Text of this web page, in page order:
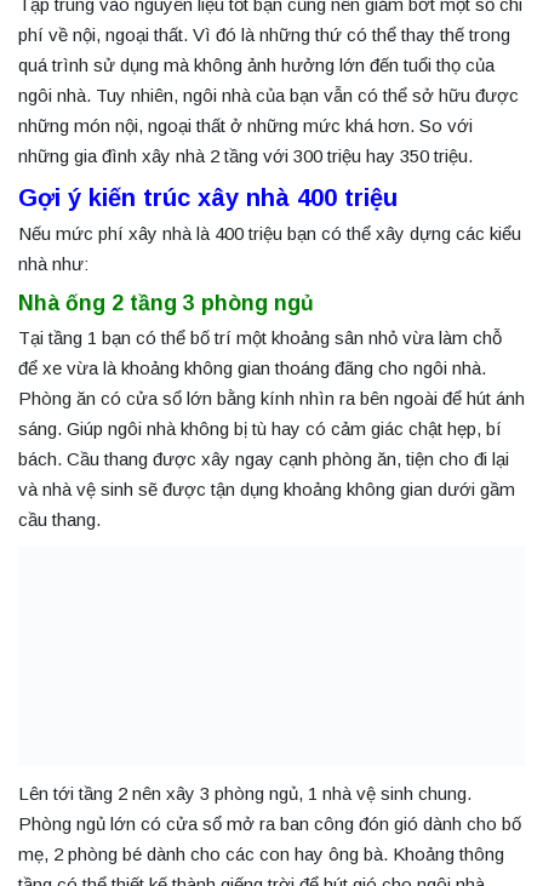
phí về nội, ngoại thất. Vì đó là những thứ có thể thay thế trong
quá trình sử dụng mà không ảnh hưởng lớn đến tuổi thọ của
ngôi nhà. Tuy nhiên, ngôi nhà của bạn vẫn có thể sở hữu được
những món nội, ngoại thất ở những mức khá hơn. So với
những gia đình xây nhà 2 tầng với 300 triệu hay 350 triệu.
Gợi ý kiến trúc xây nhà 400 triệu
Nếu mức phí xây nhà là 400 triệu bạn có thể xây dựng các kiểu
nhà như:
Nhà ống 2 tầng 3 phòng ngủ
Tại tầng 1 bạn có thể bố trí một khoảng sân nhỏ vừa làm chỗ
để xe vừa là khoảng không gian thoáng đãng cho ngôi nhà.
Phòng ăn có cửa sổ lớn bằng kính nhìn ra bên ngoài để hút ánh
sáng. Giúp ngôi nhà không bị tù hay có cảm giác chật hẹp, bí
bách. Cầu thang được xây ngay cạnh phòng ăn, tiện cho đi lại
và nhà vệ sinh sẽ được tận dụng khoảng không gian dưới gầm
cầu thang.
Lên tới tầng 2 nên xây 3 phòng ngủ, 1 nhà vệ sinh chung.
Phòng ngủ lớn có cửa sổ mở ra ban công đón gió dành cho bố
mẹ, 2 phòng bé dành cho các con hay ông bà. Khoảng thông